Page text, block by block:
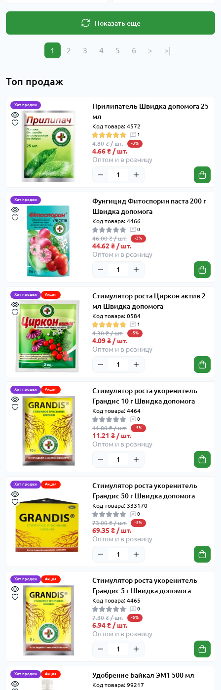
Показать еще
1 2 3 4 5 6 > >|
Топ продаж
Хит продаж
Прилипатель Швидка допомога 25
мл
Код товара: 4572
1
4.80 ₴ / шт. -3%
4.66 ₴ / шт.
Оптом и в розницу
Хит продаж
Фунгицид Фитоспорин паста 200 г
Швидка допомога
Код товара: 4466
0
46.00 ₴ / шт. -3%
44.62 ₴ / шт.
Оптом и в розницу
Хит продаж Акция
Стимулятор роста Циркон актив 2
мл Швидка допомога
Код товара: 0584
1
4.30 ₴ / шт. -5%
4.09 ₴ / шт.
Оптом и в розницу
Хит продаж Акция
Стимулятор роста укоренитель
Грандис 10 г Швидка допомога
Код товара: 4464
0
11.80 ₴ / шт. -5%
11.21 ₴ / шт.
Оптом и в розницу
Хит продаж Акция
Стимулятор роста укоренитель
Грандис 50 г Швидка допомога
Код товара: 333170
0
73.00 ₴ / шт. -5%
69.35 ₴ / шт.
Оптом и в розницу
Хит продаж Акция
Стимулятор роста укоренитель
Грандис 5 г Швидка допомога
Код товара: 4465
0
7.30 ₴ / шт. -5%
6.94 ₴ / шт.
Оптом и в розницу
Хит продаж Акция Удобрение Байкал ЭМ1 500 мл
Код товара: 99217